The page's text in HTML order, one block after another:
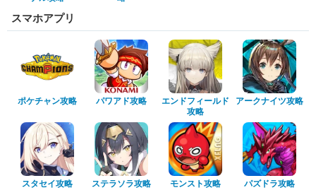
スマホアプリ
ポケチャン攻略 パワアド攻略
エンドフィールド
攻略
アークナイツ攻略
スタセイ攻略 ステラソラ攻略 モンスト攻略 パズドラ攻略